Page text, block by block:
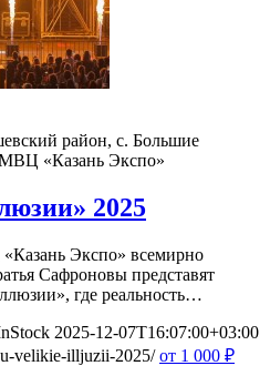
район, с. Большие
«Казань Экспо»
2025
Экспо» всемирно
Сафроновы представят
где реальность…
2025-12-07T16:07:00+03:00
velikie-illjuzii-2025/ от 1 000 ₽